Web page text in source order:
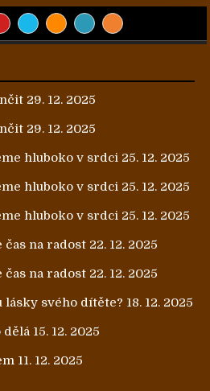
29. 12. 2025
29. 12. 2025
hluboko v srdci 25. 12. 2025
hluboko v srdci 25. 12. 2025
hluboko v srdci 25. 12. 2025
čas na radost 22. 12. 2025
čas na radost 22. 12. 2025
lásky svého dítěte? 18. 12. 2025
dělá 15. 12. 2025
11. 12. 2025